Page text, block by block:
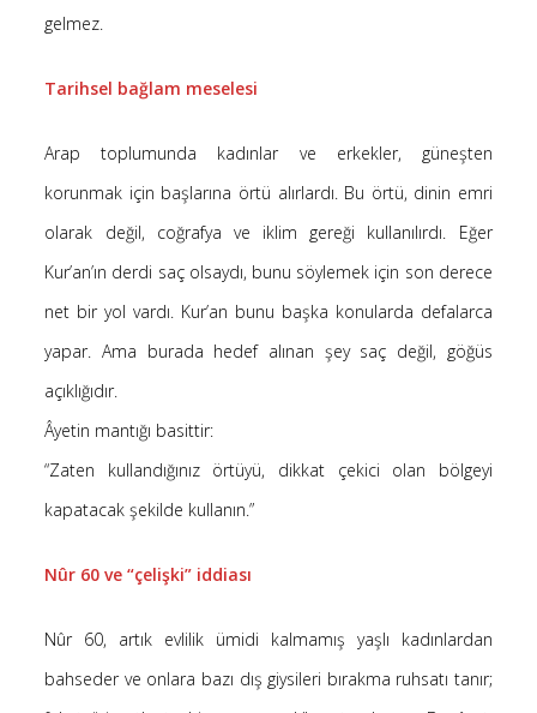
gelmez.
Tarihsel bağlam meselesi
Arap toplumunda kadınlar ve erkekler, güneşten
korunmak için başlarına örtü alırlardı. Bu örtü, dinin emri
olarak değil, coğrafya ve iklim gereği kullanılırdı. Eğer
Kur’an’ın derdi saç olsaydı, bunu söylemek için son derece
net bir yol vardı. Kur’an bunu başka konularda defalarca
yapar. Ama burada hedef alınan şey saç değil, göğüs
açıklığıdır.
Âyetin mantığı basittir:
“Zaten kullandığınız örtüyü, dikkat çekici olan bölgeyi
kapatacak şekilde kullanın.”
Nûr 60 ve “çelişki” iddiası
Nûr 60, artık evlilik ümidi kalmamış yaşlı kadınlardan
bahseder ve onlara bazı dış giysileri bırakma ruhsatı tanır;